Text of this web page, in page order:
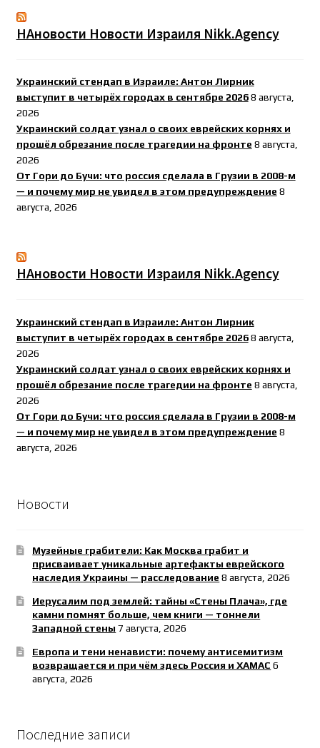
НАновости Новости Израиля Nikk.Agency
Украинский стендап в Израиле: Антон Лирник
выступит в четырёх городах в сентябре 2026 8 августа,
2026
Украинский солдат узнал о своих еврейских корнях и
прошёл обрезание после трагедии на фронте 8 августа,
2026
От Гори до Бучи: что россия сделала в Грузии в 2008-м
— и почему мир не увидел в этом предупреждение 8
августа, 2026
НАновости Новости Израиля Nikk.Agency
Украинский стендап в Израиле: Антон Лирник
выступит в четырёх городах в сентябре 2026 8 августа,
2026
Украинский солдат узнал о своих еврейских корнях и
прошёл обрезание после трагедии на фронте 8 августа,
2026
От Гори до Бучи: что россия сделала в Грузии в 2008-м
— и почему мир не увидел в этом предупреждение 8
августа, 2026
Новости
Музейные грабители: Как Москва грабит и
присваивает уникальные артефакты еврейского
наследия Украины — расследование 8 августа, 2026
Иерусалим под землей: тайны «Стены Плача», где
камни помнят больше, чем книги — тоннели
Западной стены 7 августа, 2026
Европа и тени ненависти: почему антисемитизм
возвращается и при чём здесь Россия и ХАМАС 6
августа, 2026
Последние записи